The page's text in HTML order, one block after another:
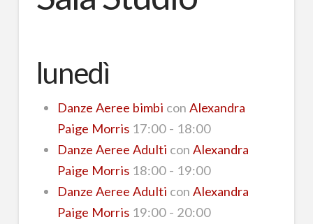
lunedì
Danze Aeree bimbi con Alexandra
Paige Morris17:00 - 18:00
Danze Aeree Adulti con Alexandra
Paige Morris18:00 - 19:00
Danze Aeree Adulti con Alexandra
Paige Morris19:00 - 20:00